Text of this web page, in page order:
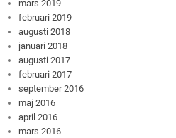
mars 2019
februari 2019
augusti 2018
januari 2018
augusti 2017
februari 2017
september 2016
maj 2016
april 2016
mars 2016